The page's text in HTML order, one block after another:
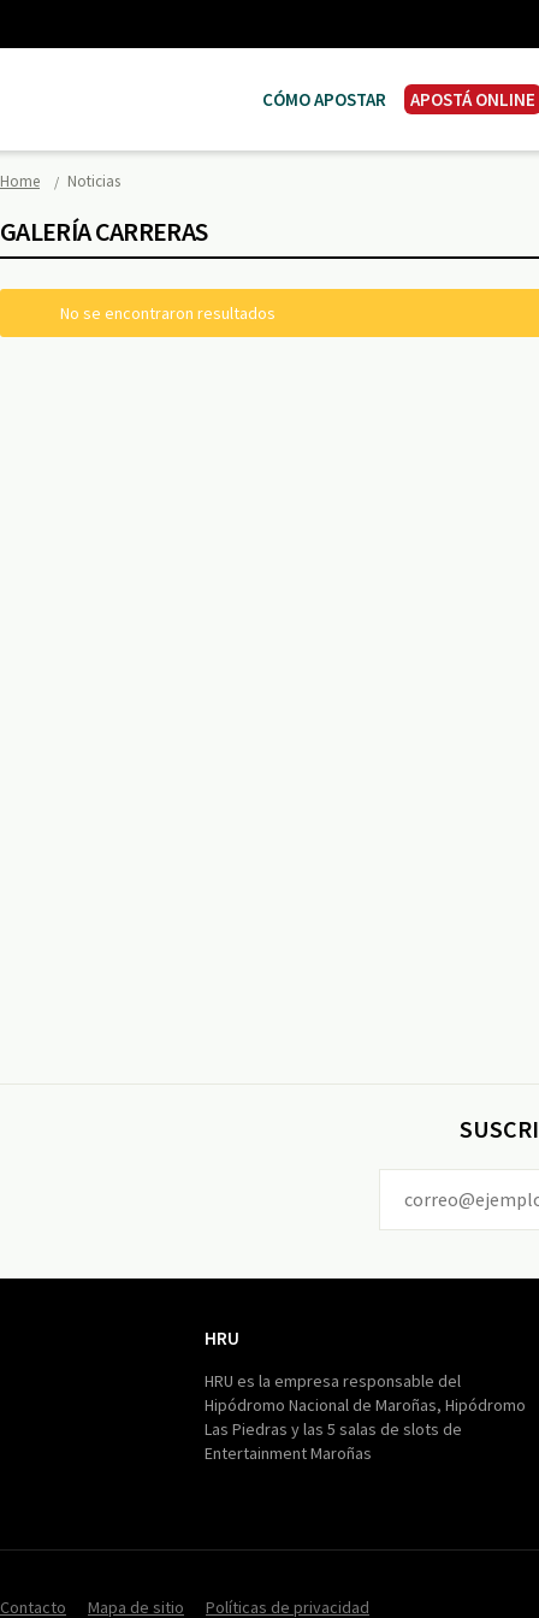
CÓMO APOSTAR APOSTÁ ONLINE
Home Noticias
GALERÍA CARRERAS
No se encontraron resultados
HRU
HRU es la empresa responsable del
Hipódromo Nacional de Maroñas, Hipódromo
Las Piedras y las 5 salas de slots de
Entertainment Maroñas
Contacto Mapa de sitio Políticas de privacidad